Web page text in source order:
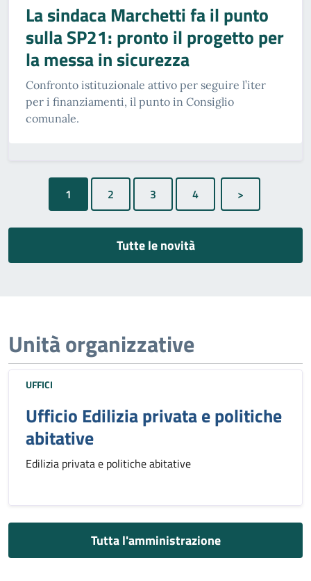
La sindaca Marchetti fa il punto
sulla SP21: pronto il progetto per
la messa in sicurezza
Confronto istituzionale attivo per seguire l’iter
per i finanziamenti, il punto in Consiglio
comunale.
1
Tutte le novità
Unità organizzative
UFFICI
Ufficio Edilizia privata e politiche
abitative
Edilizia privata e politiche abitative
Tutta l'amministrazione